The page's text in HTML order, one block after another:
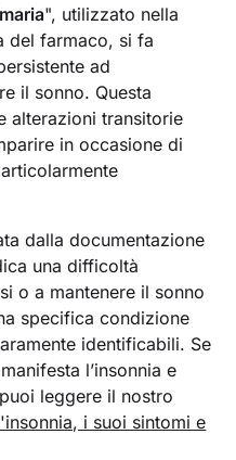
", utilizzato nella
del farmaco, si fa
ad
il sonno. Questa
alterazioni transitorie
in occasione di
dalla documentazione
una difficoltà
o a mantenere il sonno
specifica condizione
identificabili. Se
l’insonnia e
leggere il nostro
i suoi sintomi e